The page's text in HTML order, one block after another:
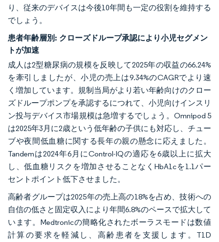
り、従来のデバイスは今後10年間も一定の役割を維持する
でしょう。
患者年齢層別: クローズドループ承認により小児セグメン
トが加速
成人は2型糖尿病の規模を反映して2025年の収益の66.24%
を牽引しましたが、小児の売上は9.34%のCAGRでより速
く増加しています。規制当局がより若い年齢向けのクロー
ズドループポンプを承認するにつれて、小児向けインスリ
ン投与デバイス市場規模は急増するでしょう。Omnipod 5
は2025年3月に2歳という低年齢の子供にも対応し、チュー
ブや夜間低血糖に関する長年の親の懸念に応えました。
Tandemは2024年6月にControl-IQの適応を6歳以上に拡大
し、低血糖リスクを増加させることなくHbA1cを1.1パー
セントポイント低下させました。
高齢者グループは2025年の売上高の18%を占め、技術への
自信の低さと固定収入により年間6.8%のペースで拡大して
います。Medtronicの簡略化されたボーラスモードは数値
計算の要求を軽減し、高齢患者を支援します。T1D